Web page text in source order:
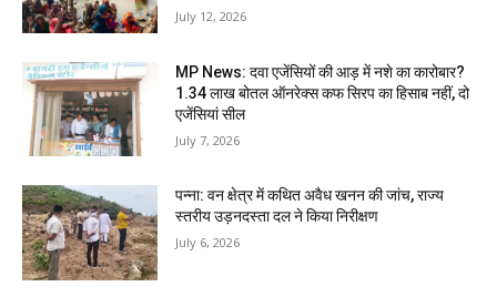
July 12, 2026
MP News: दवा एजेंसियों की आड़ में नशे का कारोबार?
1.34 लाख बोतल ऑनरेक्स कफ सिरप का हिसाब नहीं, दो
एजेंसियां सील
July 7, 2026
पन्ना: वन क्षेत्र में कथित अवैध खनन की जांच, राज्य
स्तरीय उड़नदस्ता दल ने किया निरीक्षण
July 6, 2026